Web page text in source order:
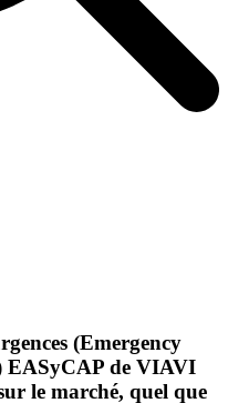
(Emergency
EASyCAP de VIAVI
le marché, quel que